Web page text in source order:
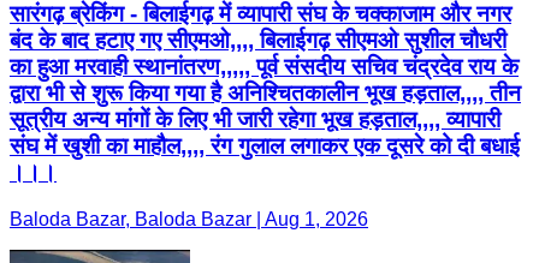
सारंगढ़ ब्रेकिंग - बिलाईगढ़ में व्यापारी संघ के चक्काजाम और नगर
बंद के बाद हटाए गए सीएमओ,,,, बिलाईगढ़ सीएमओ सुशील चौधरी
का हुआ मरवाही स्थानांतरण,,,,, पूर्व संसदीय सचिव चंद्रदेव राय के
द्वारा भी से शुरू किया गया है अनिश्चितकालीन भूख हड़ताल,,,, तीन
सूत्रीय अन्य मांगों के लिए भी जारी रहेगा भूख हड़ताल,,,, व्यापारी
संघ में खुशी का माहौल,,,, रंग गुलाल लगाकर एक दूसरे को दी बधाई
।।।
Baloda Bazar, Baloda Bazar | Aug 1, 2026